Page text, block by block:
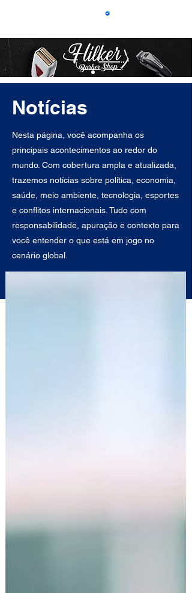
Notícias
Nesta página, você acompanha os
principais acontecimentos ao redor do
mundo. Com cobertura ampla e atualizada,
trazemos notícias sobre política, economia,
saúde, meio ambiente, tecnologia, esportes
e conflitos internacionais. Tudo com
responsabilidade, apuração e contexto para
você entender o que está em jogo no
cenário global.